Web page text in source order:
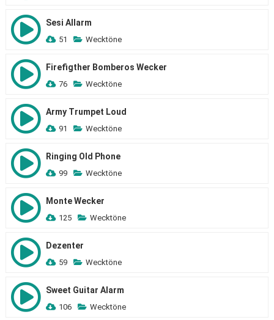
Sesi Allarm
51 Wecktöne
Firefigther Bomberos Wecker
76 Wecktöne
Army Trumpet Loud
91 Wecktöne
Ringing Old Phone
99 Wecktöne
Monte Wecker
125 Wecktöne
Dezenter
59 Wecktöne
Sweet Guitar Alarm
106 Wecktöne